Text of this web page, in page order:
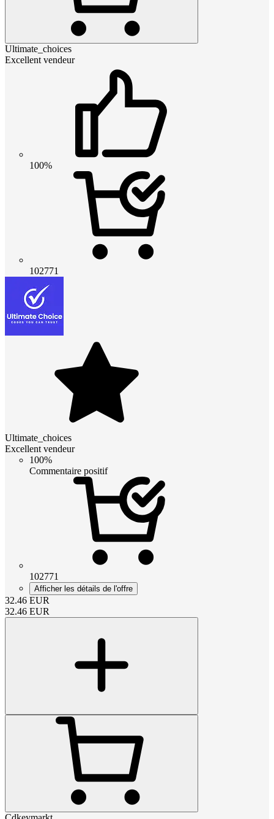
Ultimate_choices
Excellent vendeur
100%
102771
Ultimate_choices
Excellent vendeur
100%
Commentaire positif
102771
Afficher les détails de l'offre
32.46 EUR
32.46 EUR